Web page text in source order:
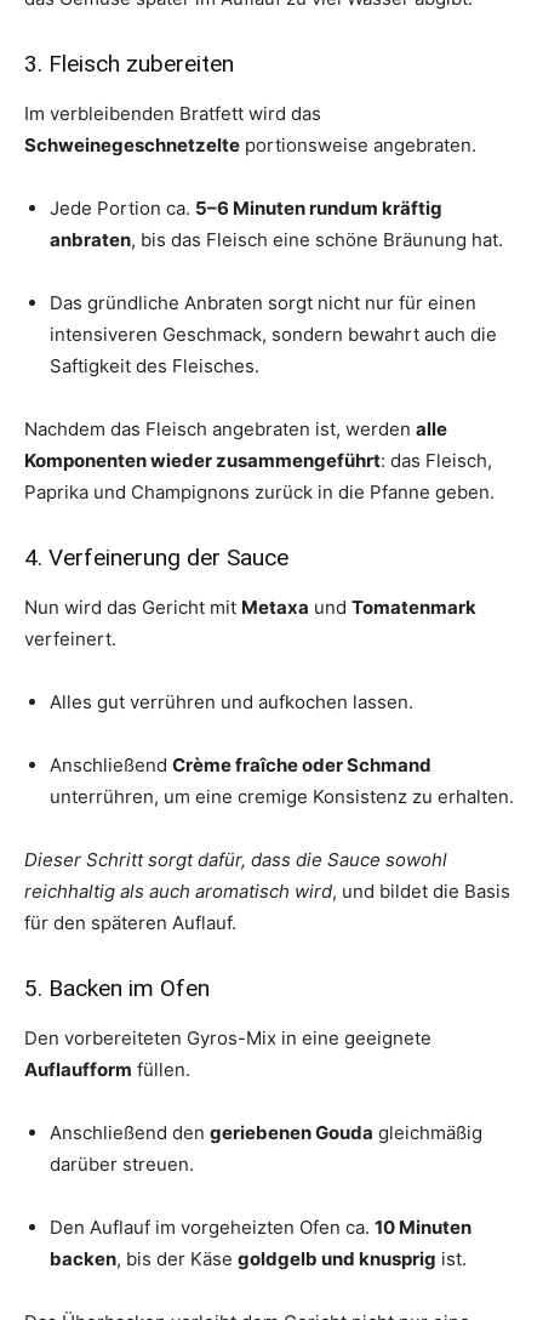
3. Fleisch zubereiten
Im verbleibenden Bratfett wird das
Schweinegeschnetzelte portionsweise angebraten.
Jede Portion ca. 5–6 Minuten rundum kräftig
anbraten, bis das Fleisch eine schöne Bräunung hat.
Das gründliche Anbraten sorgt nicht nur für einen
intensiveren Geschmack, sondern bewahrt auch die
Saftigkeit des Fleisches.
Nachdem das Fleisch angebraten ist, werden alle
Komponenten wieder zusammengeführt: das Fleisch,
Paprika und Champignons zurück in die Pfanne geben.
4. Verfeinerung der Sauce
Nun wird das Gericht mit Metaxa und Tomatenmark
verfeinert.
Alles gut verrühren und aufkochen lassen.
Anschließend Crème fraîche oder Schmand
unterrühren, um eine cremige Konsistenz zu erhalten.
Dieser Schritt sorgt dafür, dass die Sauce sowohl
reichhaltig als auch aromatisch wird, und bildet die Basis
für den späteren Auflauf.
5. Backen im Ofen
Den vorbereiteten Gyros-Mix in eine geeignete
Auflaufform füllen.
Anschließend den geriebenen Gouda gleichmäßig
darüber streuen.
Den Auflauf im vorgeheizten Ofen ca. 10 Minuten
backen, bis der Käse goldgelb und knusprig ist.